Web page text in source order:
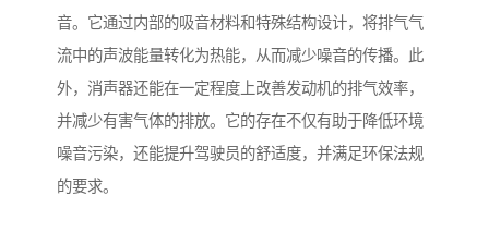
音。它通过内部的吸音材料和特殊结构设计，将排气气
流中的声波能量转化为热能，从而减少噪音的传播。此
外，消声器还能在一定程度上改善发动机的排气效率，
并减少有害气体的排放。它的存在不仅有助于降低环境
噪音污染，还能提升驾驶员的舒适度，并满足环保法规
的要求。